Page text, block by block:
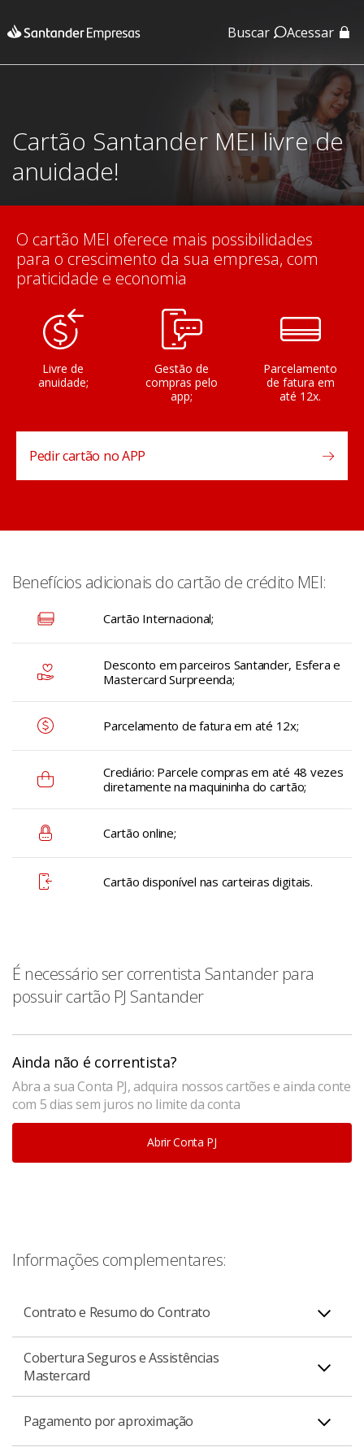
App Santander Buscar Acessar
Cartão Santander MEI livre de
anuidade!
O cartão MEI oferece mais possibilidades
para o crescimento da sua empresa, com
praticidade e economia
Livre de
anuidade;
Gestão de
compras pelo
app;
Parcelamento
de fatura em
até 12x.
Pedir cartão no APP
Benefícios adicionais do cartão de crédito MEI:
Cartão Internacional;
Desconto em parceiros Santander, Esfera e
Mastercard Surpreenda;
Parcelamento de fatura em até 12x;
Crediário: Parcele compras em até 48 vezes
diretamente na maquininha do cartão;
Cartão online;
Cartão disponível nas carteiras digitais.
É necessário ser correntista Santander para
possuir cartão PJ Santander
Ainda não é correntista?
Abra a sua Conta PJ, adquira nossos cartões e ainda conte
com 5 dias sem juros no limite da conta
Abrir Conta PJ
Informações complementares:
Contrato e Resumo do Contrato
Cartão de Crédito Santander Micro, Pequenas e
Médias Empresas
Cobertura Seguros e Assistências
Mastercard
Mastercard Global Service
Pagamento por aproximação